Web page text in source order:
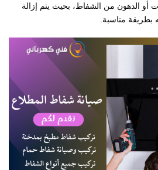
أو الدهون من الشفاط، بحيث يتم إزالة
بطريقة مناسبة.